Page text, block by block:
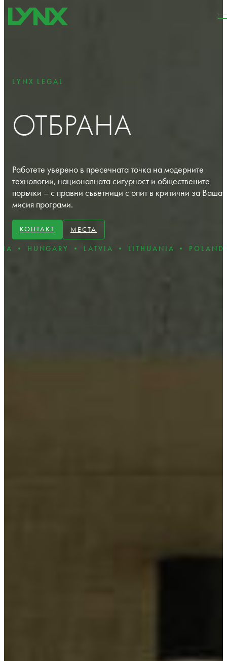
Към основното съдържание
страницата
LYNX LEGAL
ОТБРАНА
Работете уверено в пресечната точка на модерните
технологии, националната сигурност и обществените
поръчки – с правни съветници с опит в критични за
мисия програми.
КОНТАКТ МЕСТА
• LATVIA • LITHUANIA • POLAND •